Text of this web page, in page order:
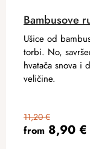
Bambusove
from 8,90 €
11,20 €
Ušice od
torbi. No,
hvatača snova
veličine.